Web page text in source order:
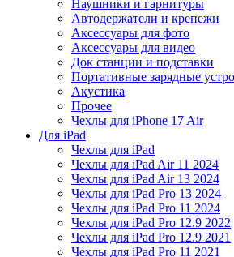
Наушники и гарнитуры
Автодержатели и крепежи
Аксессуары для фото
Аксессуары для видео
Док станции и подставки
Портативные зарядные
Акустика
Прочее
Чехлы для iPhone 17 Air
Для iPad
Чехлы для iPad
Чехлы для iPad Air 11 2024
Чехлы для iPad Air 13 2024
Чехлы для iPad Pro 13 2024
Чехлы для iPad Pro 11 2024
Чехлы для iPad Pro 12.9 2022
Чехлы для iPad Pro 12.9 2021
Чехлы для iPad Pro 11 2021